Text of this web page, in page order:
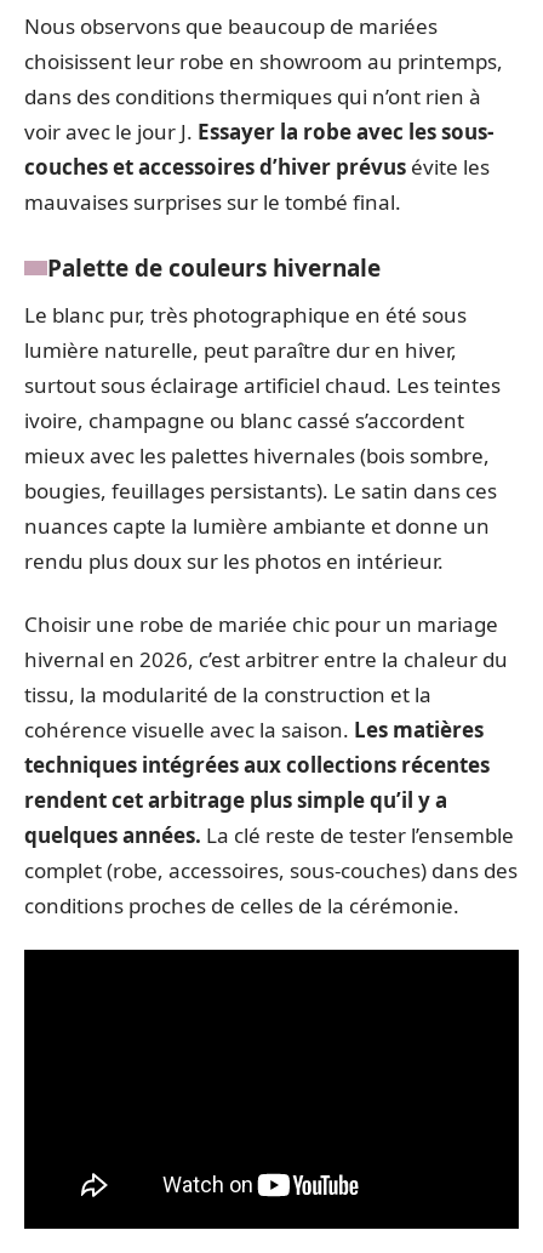
Nous observons que beaucoup de mariées
choisissent leur robe en showroom au printemps,
dans des conditions thermiques qui n’ont rien à
voir avec le jour J. Essayer la robe avec les sous-
couches et accessoires d’hiver prévus évite les
mauvaises surprises sur le tombé final.
Palette de couleurs hivernale
Le blanc pur, très photographique en été sous
lumière naturelle, peut paraître dur en hiver,
surtout sous éclairage artificiel chaud. Les teintes
ivoire, champagne ou blanc cassé s’accordent
mieux avec les palettes hivernales (bois sombre,
bougies, feuillages persistants). Le satin dans ces
nuances capte la lumière ambiante et donne un
rendu plus doux sur les photos en intérieur.
Choisir une robe de mariée chic pour un mariage
hivernal en 2026, c’est arbitrer entre la chaleur du
tissu, la modularité de la construction et la
cohérence visuelle avec la saison. Les matières
techniques intégrées aux collections récentes
rendent cet arbitrage plus simple qu’il y a
quelques années. La clé reste de tester l’ensemble
complet (robe, accessoires, sous-couches) dans des
conditions proches de celles de la cérémonie.